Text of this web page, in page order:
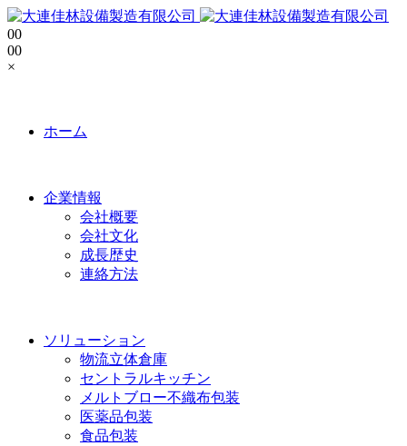
00
00
×
ホーム
企業情報
会社概要
会社文化
成長歴史
連絡方法
ソリューション
物流立体倉庫
セントラルキッチン
メルトブロー不織布包装
医薬品包装
食品包装